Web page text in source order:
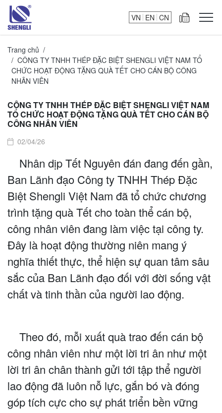
VN EN CN
Trang chủ
CÔNG TY TNHH THÉP ĐẶC BIỆT SHENGLI VIỆT NAM TỔ
CHỨC HOẠT ĐỘNG TẶNG QUÀ TẾT CHO CÁN BỘ CÔNG
NHÂN VIÊN
CÔNG TY TNHH THÉP ĐẶC BIỆT SHENGLI VIỆT NAM
TỔ CHỨC HOẠT ĐỘNG TẶNG QUÀ TẾT CHO CÁN BỘ
CÔNG NHÂN VIÊN
02/04/26
Nhân dịp Tết Nguyên đán đang đến gần,
Ban Lãnh đạo Công ty TNHH Thép Đặc
Biệt Shengli Việt Nam đã tổ chức chương
trình tặng quà Tết cho toàn thể cán bộ,
công nhân viên đang làm việc tại công ty.
Đây là hoạt động thường niên mang ý
nghĩa thiết thực, thể hiện sự quan tâm sâu
sắc của Ban Lãnh đạo đối với đời sống vật
chất và tinh thần của người lao động.
Theo đó, mỗi xuất quà trao đến cán bộ
công nhân viên như một lời tri ân như một
lời tri ân chân thành gửi tới tập thể người
lao động đã luôn nỗ lực, gắn bó và đóng
góp tích cực cho sự phát triển bền vững